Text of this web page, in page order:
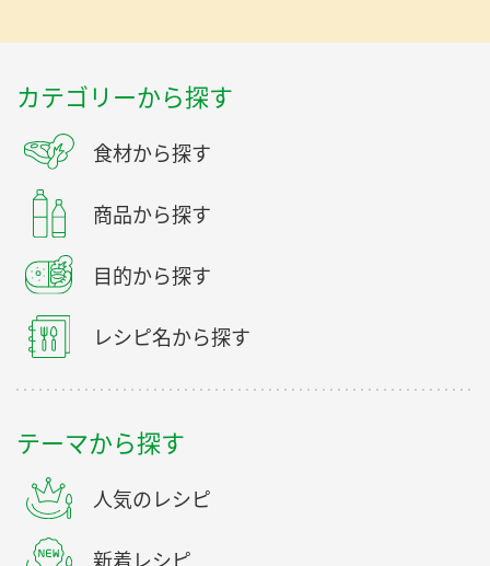
カテゴリーから探す
食材から探す
商品から探す
目的から探す
レシピ名から探す
テーマから探す
人気のレシピ
新着レシピ